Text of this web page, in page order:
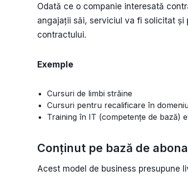
Odată ce o companie interesată
angajații săi, serviciul va fi solicitat
contractului.
Exemple
Cursuri de limbi străine
Cursuri pentru recalificare în
Training în IT (competențe de bază)
Conținut pe bază de
Acest model de business presupune